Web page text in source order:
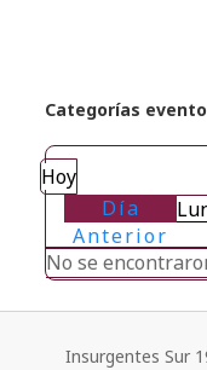
Categorías
Hoy
Día
Anterior
No se
Insurgentes Sur